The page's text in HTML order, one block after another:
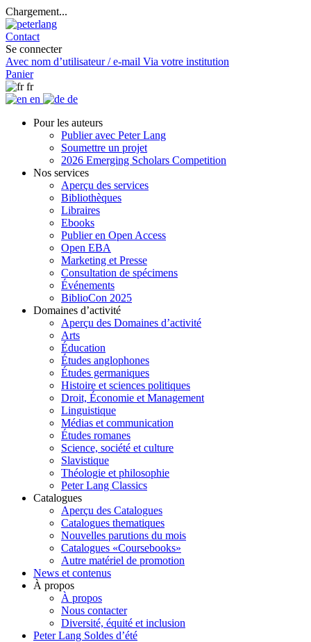
Chargement...
Contact
Se connecter
Avec nom d’utilisateur / e-mail Via votre institution
Panier
fr
en
de
Pour les auteurs
Publier avec Peter Lang
Soumettre un projet
2026 Emerging Scholars Competition
Nos services
Aperçu des services
Bibliothèques
Libraires
Ebooks
Publier en Open Access
Open EBA
Marketing et Presse
Consultation de spécimens
Événements
BiblioCon 2025
Domaines d’activité
Aperçu des Domaines d’activité
Arts
Éducation
Études anglophones
Études germaniques
Histoire et sciences politiques
Droit, Économie et Management
Linguistique
Médias et communication
Études romanes
Science, société et culture
Slavistique
Théologie et philosophie
Peter Lang Classics
Catalogues
Aperçu des Catalogues
Catalogues thematiques
Nouvelles parutions du mois
Catalogues «Coursebooks»
Autre matériel de promotion
News et contenus
À propos
À propos
Nous contacter
Diversité, équité et inclusion
Peter Lang Soldes d’été